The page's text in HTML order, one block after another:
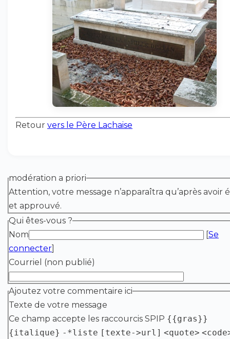
Retour vers le Père Lachaise
modération a priori
Attention, votre message n’apparaîtra qu’après avoir
et approuvé.
Qui êtes-vous ?
Nom
[Se
connecter]
Courriel (non publié)
Ajoutez votre commentaire ici
Texte de votre message
Ce champ accepte les raccourcis SPIP {{gras}}
{italique} -*liste [texte->url] <quote>